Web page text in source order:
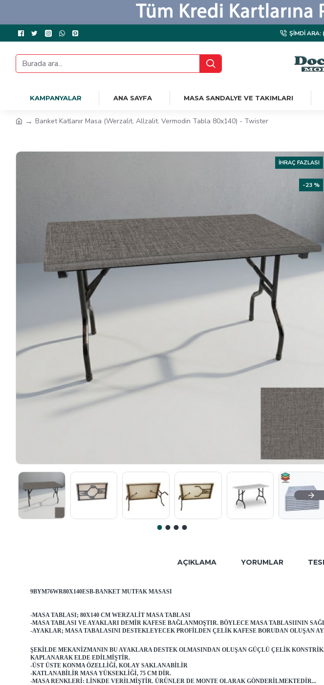
ŞIMDI ARA:
KAMPANYALAR ANA SAYFA MASA SANDALYE VE TAKIMLARI
Banket Katlanır Masa (Werzalit, Allzalit. Vermodin Tabla 80x140) - Twister
İHRAÇ FAZLASI
-23 %
AÇIKLAMA YORUMLAR
9BYM76WR80X140ESB-BANKET MUTFAK MASASI
-MASA TABLASI; 80X140 CM WERZALIT MASA TABLASI
-MASA TABLASI VE AYAKLARI DEMIR KAFESE BAĞLANMOŞTIR. BÖYLECE MASA TABLASIININ
-AYAKLAR; MASA TABALASINI DESTEKLEYECEK PROFILDEN ÇELIK KAFESE BORUDAN OLUŞAN
ŞEKILDE MEKANIZMANIN BU AYAKLARA DESTEK OLMASINDAN OLUŞAN GÜÇLÜ ÇELIK
KAPLANARAK ELDE EDILMIŞTIR.
-ÜST ÜSTE KONMA ÖZELLIĞI, KOLAY SAKLANABILIR
-KATLANABILIR MASA YÜKSEKLIĞI, 75 CM DIR.
-MASA RENKLERI: LINKDE VERILMIŞTIR. ÜRÜNLER DE MONTE OLARAK GÖNDERILMEKTEDIR...